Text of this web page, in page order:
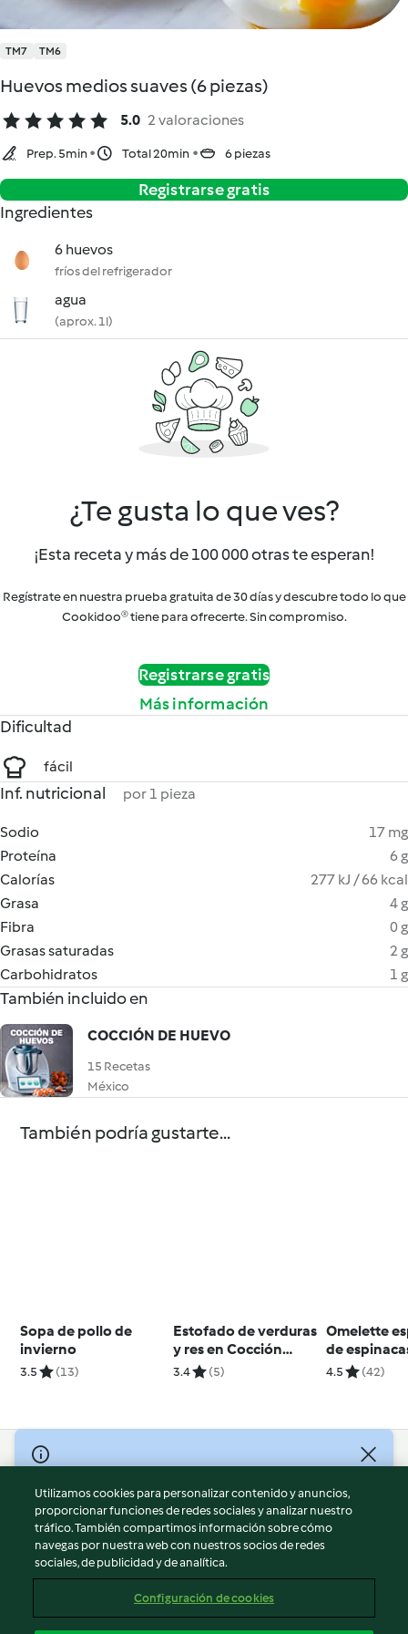
TM7 TM6
Huevos medios suaves (6 piezas)
5.0 2 valoraciones
Prep. 5min Total 20min 6 piezas
Registrarse gratis
Ingredientes
6 huevos
fríos del refrigerador
agua
(aprox. 1l)
¿Te gusta lo que ves?
¡Esta receta y más de 100 000 otras te esperan!
Regístrate en nuestra prueba gratuita de 30 días y descubre todo lo que
Cookidoo® tiene para ofrecerte. Sin compromiso.
Registrarse gratis
Más información
Dificultad
fácil
Inf. nutricional por 1 pieza
Sodio
17 mg
Proteína
6 g
Calorías
277 kJ / 66 kcal
Grasa
4 g
Fibra
0 g
Grasas saturadas
2 g
Carbohidratos
1 g
También incluido en
COCCIÓN DE HUEVO
15 Recetas
México
También podría gustarte...
Sopa de pollo de
invierno
3.5 (13)
Estofado de verduras
y res en Cocción
lenta TM6
3.4 (5)
Omelette
de
4.5 (42)
© Copyright 2026
Términos de uso
Política de privacidad
Aviso legal
Información legal
Reportar contenido
Utilizamos cookies para personalizar contenido y anuncios,
proporcionar funciones de redes sociales y analizar nuestro
tráfico. También compartimos información sobre cómo
navegas por nuestra web con nuestros socios de redes
sociales, de publicidad y de analítica.
Configuración de cookies